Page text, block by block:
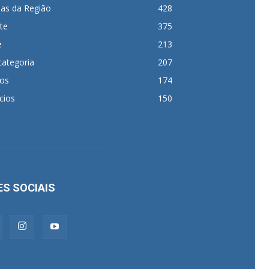
da Região
428
375
213
207
174
150
SOCIAIS